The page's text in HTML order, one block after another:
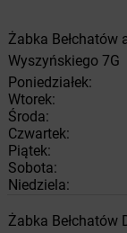
Żabka Bełchatów
Wyszyńskiego 7G
Poniedziałek:
Wtorek:
Środa:
Czwartek:
Piątek:
Sobota:
Niedziela:
Żabka Bełchatów